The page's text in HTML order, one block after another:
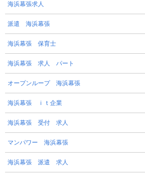
海浜幕張求人
派遣 海浜幕張
海浜幕張 保育士
海浜幕張 求人 パート
オープンループ 海浜幕張
海浜幕張 ｉｔ企業
海浜幕張 受付 求人
マンパワー 海浜幕張
海浜幕張 派遣 求人